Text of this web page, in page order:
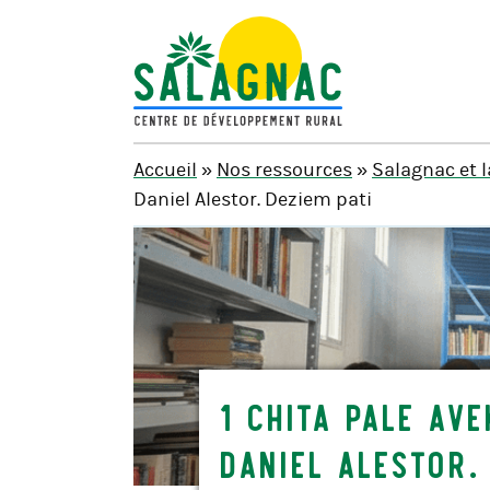
SALAGNAC
Accueil » Nos ressources» Salagnac et
Daniel Alestor. Deziem pati
1 Chita pale
Daniel Alestor.